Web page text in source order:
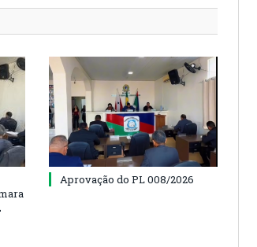
Aprovação do PL 008/2026